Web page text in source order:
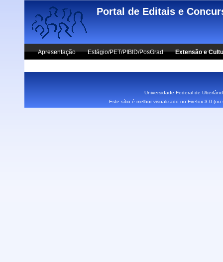
Skip to main content
Portal de Editais e
Apresentação Estágio/PET/PIBID/PosGrad Extensão e
Universidade Federal de
Este sítio é melhor visualizado no Firefox 3.0